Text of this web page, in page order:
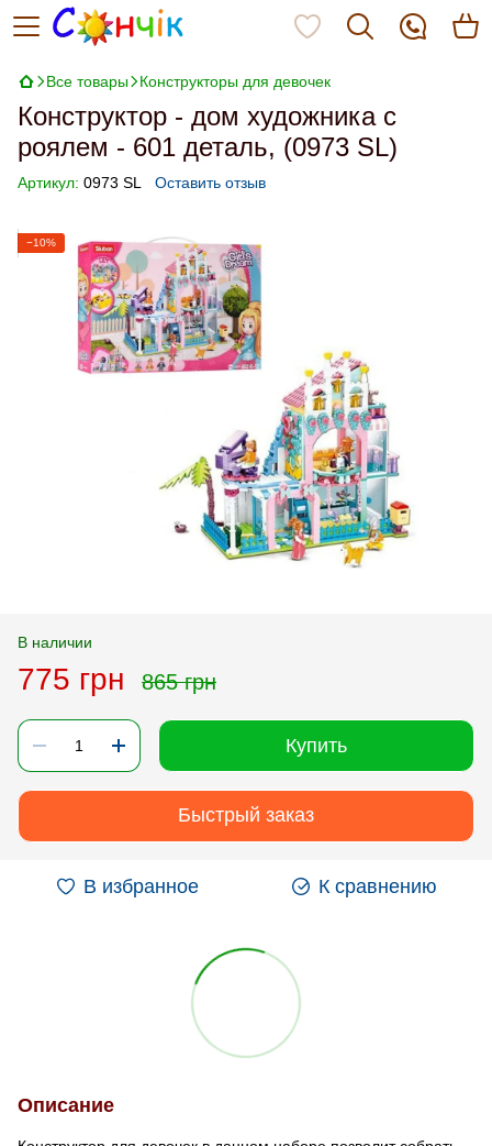
Все товары Конструкторы для девочек
Конструктор - дом художника с
роялем - 601 деталь, (0973 SL)
Артикул: 0973 SL Оставить отзыв
−10%
В наличии
775 грн 865 грн
Купить
Быстрый заказ
В избранное К сравнению
Описание